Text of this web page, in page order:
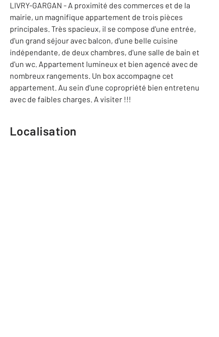
LIVRY-GARGAN - A proximité des commerces et de la
mairie, un magnifique appartement de trois pièces
principales. Très spacieux, il se compose d'une entrée,
d'un grand séjour avec balcon, d'une belle cuisine
indépendante, de deux chambres, d'une salle de bain et
d'un wc. Appartement lumineux et bien agencé avec de
nombreux rangements. Un box accompagne cet
appartement. Au sein d'une copropriété bien entretenu
avec de faibles charges. A visiter !!!
Localisation